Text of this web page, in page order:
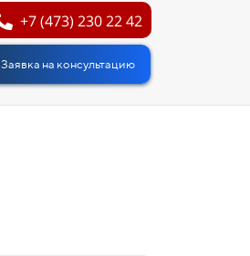
+7 (473) 230 22 42
Заявка на консультацию